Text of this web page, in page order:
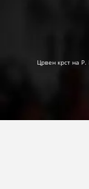
Црвен крст на